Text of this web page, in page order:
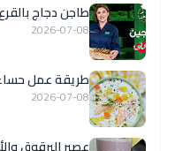
طاجن دجاج
2026-07-08
طريقة عمل
2026-07-08